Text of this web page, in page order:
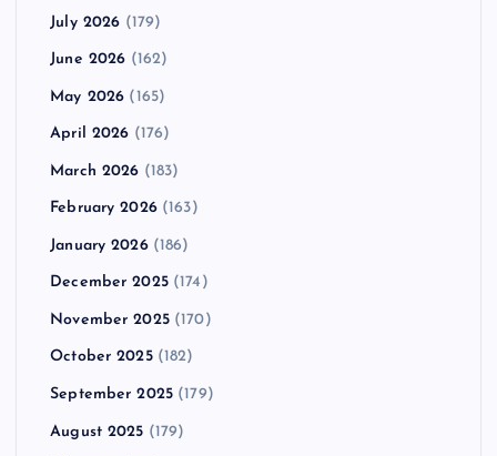
July 2026 (179)
June 2026 (162)
May 2026 (165)
April 2026 (176)
March 2026 (183)
February 2026(163)
January 2026(186)
December 2025(174)
November 2025(170)
October 2025(182)
September 2025 (179)
August 2025 (179)